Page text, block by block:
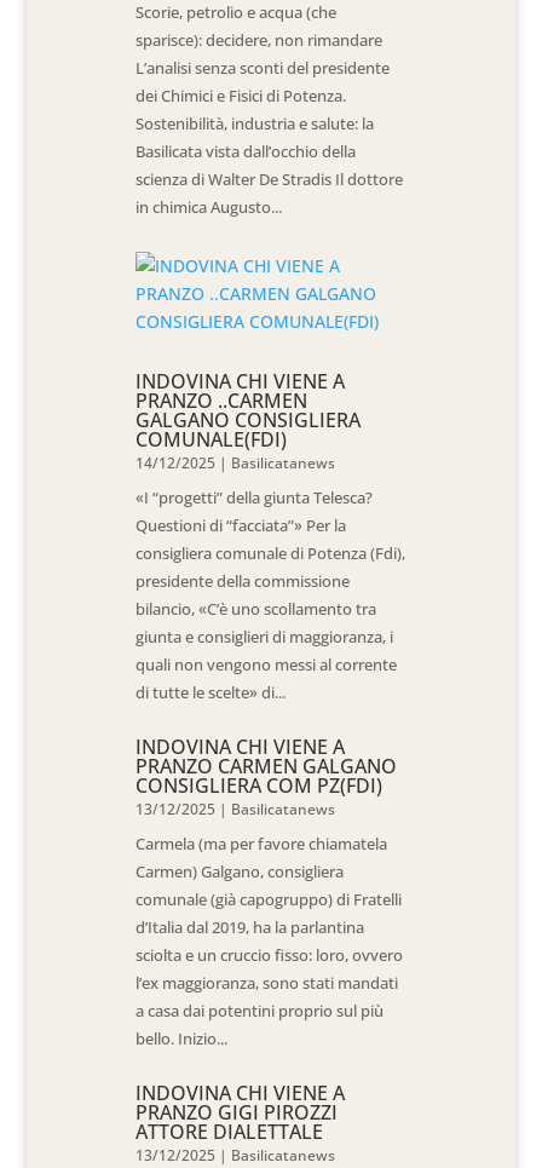
Scorie, petrolio e acqua (che
sparisce): decidere, non rimandare
L’analisi senza sconti del presidente
dei Chimici e Fisici di Potenza.
Sostenibilità, industria e salute: la
Basilicata vista dall’occhio della
scienza di Walter De Stradis Il dottore
in chimica Augusto...
INDOVINA CHI VIENE A
PRANZO ..CARMEN
GALGANO CONSIGLIERA
COMUNALE(FDI)
14/12/2025 | Basilicatanews
«I “progetti” della giunta Telesca?
Questioni di “facciata”» Per la
consigliera comunale di Potenza (Fdi),
presidente della commissione
bilancio, «C’è uno scollamento tra
giunta e consiglieri di maggioranza, i
quali non vengono messi al corrente
di tutte le scelte» di...
INDOVINA CHI VIENE A
PRANZO CARMEN GALGANO
CONSIGLIERA COM PZ(FDI)
13/12/2025 | Basilicatanews
Carmela (ma per favore chiamatela
Carmen) Galgano, consigliera
comunale (già capogruppo) di Fratelli
d’Italia dal 2019, ha la parlantina
sciolta e un cruccio fisso: loro, ovvero
l’ex maggioranza, sono stati mandati
a casa dai potentini proprio sul più
bello. Inizio...
INDOVINA CHI VIENE A
PRANZO GIGI PIROZZI
ATTORE DIALETTALE
13/12/2025 | Basilicatanews